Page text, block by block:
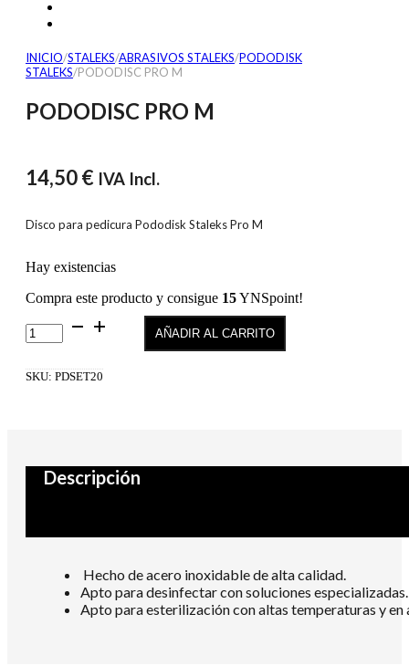
INICIO/STALEKS/ABRASIVOS STALEKS/PODODISK
STALEKS/PODODISC PRO M
PODODISC PRO M
14,50€ IVA Incl.
Disco para pedicura Pododisk Staleks Pro M
Hay existencias
Compra este producto y consigue 15YNSpoint!
PODODISC
PRO
cantidad
AÑADIR AL CARRITO
SKU: PDSET20
Descripción
Hecho de acero inoxidable de alta calidad.
Apto para desinfectar con soluciones especializadas.
Apto para esterilización con altas temperaturas y en